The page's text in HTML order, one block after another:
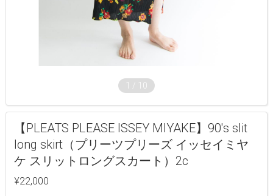
1 / 10
【PLEATS PLEASE ISSEY MIYAKE】90's slit
long skirt（プリーツプリーズ イッセイミヤ
ケ スリットロングスカート）2c
¥22,000